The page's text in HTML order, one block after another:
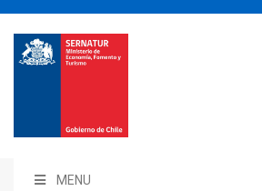
MENU